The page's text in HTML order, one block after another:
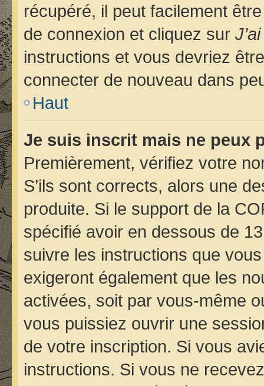
récupéré, il peut facilement
de connexion et cliquez sur
instructions et vous devriez
connecter de nouveau dans
Haut
Je suis inscrit mais ne peux
Premièrement, vérifiez votre
S’ils sont corrects, alors une
produite. Si le support de la
spécifié avoir en dessous de
suivre les instructions que
exigeront également que les
activées, soit par vous-même
vous puissiez ouvrir une
de votre inscription. Si vous
instructions. Si vous ne